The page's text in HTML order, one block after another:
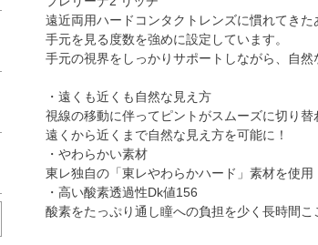
遠近両用ハードコンタクトレンズに慣れてきた
手元を見る度数を強めに設定しています。
手元の視界をしっかりサポートしながら、自
・遠くも近くも自然な見え方
視線の移動に伴ってピントがスムーズに切り替
遠くから近くまで自然な見え方を可能に！
・やわらかい素材
東レ独自の「東レやわらかハード」素材を使用
・高い酸素透過性Dk値156
酸素をたっぷり通し瞳への負担を少く長時間こ